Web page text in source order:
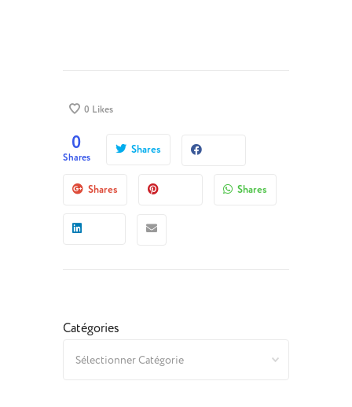
0 Likes
0
Shares
Shares
Shares Shares
Catégories